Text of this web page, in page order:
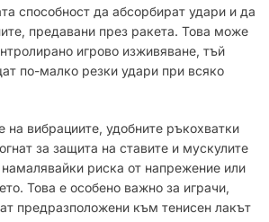
способност да абсорбират удари и да
предавани през ракета. Това може
игрово изживяване, тъй
по-малко резки удари при всяко
вибрациите, удобните ръкохватки
за защита на ставите и мускулите
риска от напрежение или
Това е особено важно за играчи,
предразположени към тенисен лакът